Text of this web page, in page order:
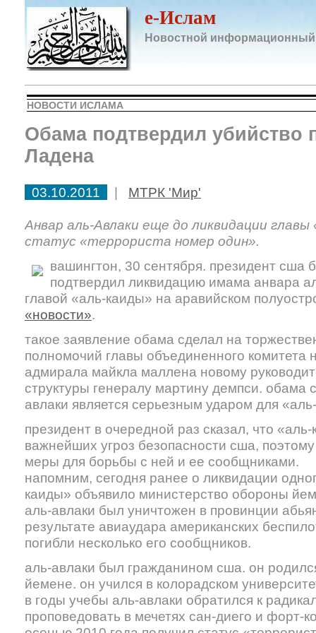
e-Ислам
Новостной информационный
НОВОСТИ ИСЛАМА
Обама подтвердил убийство
Ладена
03.10.2011 | МТРК 'Мир'
Анвар аль-Авлаки еще до ликвидации
статус «террориста номер один».
вашингтон, 30 сентября. президент сша
подтвердил ликвидацию имама анвара
главой «аль-каиды» на аравийском
«новости».
такое заявление обама сделал на
полномочий главы объединенного комитета
адмирала майкла маллена новому
структуры генералу мартину демпси. обама
авлаки является серьезным ударом для
президент в очередной раз сказал, что
важнейших угроз безопасности сша,
меры для борьбы с ней и ее сообщниками.
напомним, сегодня ранее о ликвидации
каиды» объявило министерство обороны
аль-авлаки был уничтожен в провинции
результате авиаудара американских
погибли несколько его сообщников.
аль-авлаки был гражданином сша. он
йемене. он учился в колорадском
в годы учебы аль-авлаки обратился к
проповедовать в мечетях сан-диего и форт-